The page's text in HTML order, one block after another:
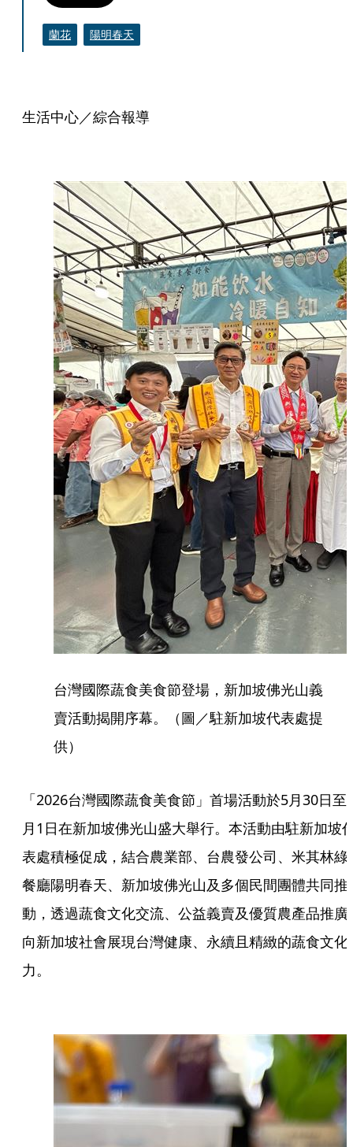
蘭花 陽明春天
生活中心／綜合報導
台灣國際蔬食美食節登場，新加坡佛光山義
賣活動揭開序幕。（圖／駐新加坡代表處提
供）
「2026台灣國際蔬食美食節」首場活動於5月30日至
月1日在新加坡佛光山盛大舉行。本活動由駐新加坡
表處積極促成，結合農業部、台農發公司、米其林綠
餐廳陽明春天、新加坡佛光山及多個民間團體共同推
動，透過蔬食文化交流、公益義賣及優質農產品推廣
向新加坡社會展現台灣健康、永續且精緻的蔬食文化
力。